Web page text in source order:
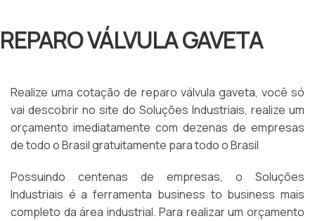
REPARO VÁLVULA GAVETA
Realize uma cotação de reparo válvula gaveta, você só
vai descobrir no site do Soluções Industriais, realize um
orçamento imediatamente com dezenas de empresas
de todo o Brasil gratuitamente para todo o Brasil
Possuindo centenas de empresas, o Soluções
Industriais é a ferramenta business to business mais
completo da área industrial. Para realizar um orçamento